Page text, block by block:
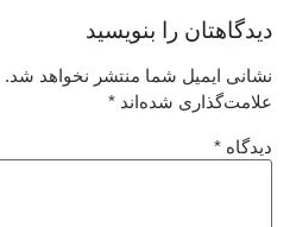
دیدگاهتان را بنویسید
نشانی ایمیل شما منتشر نخواهد شد.
علامت‌گذاری شده‌اند *
دیدگاه *